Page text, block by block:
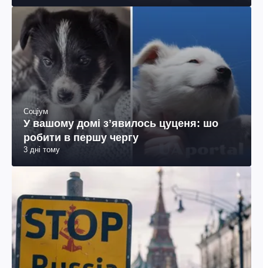
Соціум
У вашому домі зʼявилось цуценя: шо
робити в першу чергу
3 дні тому